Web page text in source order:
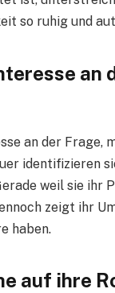
so ruhig und
an
an der Frage,
identifizieren
weil sie
zeigt ihr
haben.
auf ihre